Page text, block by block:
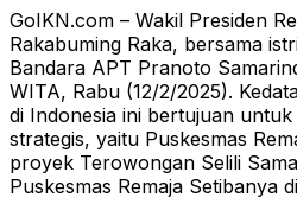
GoIKN.com – Wakil Presiden
Rakabuming Raka, bersama
Bandara APT Pranoto
WITA, Rabu (12/2/2025).
di Indonesia ini bertujuan
strategis, yaitu Puskesmas
proyek Terowongan Selili
Puskesmas Remaja Setibanya